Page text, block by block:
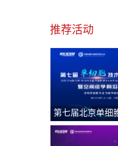
推荐活动
第七届北京单细
学研讨会